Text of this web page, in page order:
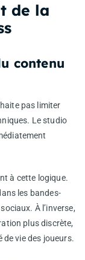
de la
contenu
pas limiter
Le studio
à cette logique.
les bandes-
À l’inverse,
plus discrète,
vie des joueurs.